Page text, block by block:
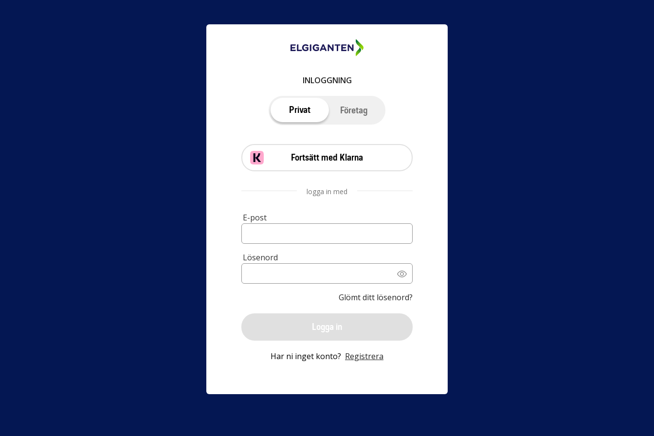
INLOGGNING
Privat Företag
Fortsätt med Klarna
logga in med
E-post
Lösenord
Glömt ditt lösenord?
Logga in
Har ni inget konto? Registrera